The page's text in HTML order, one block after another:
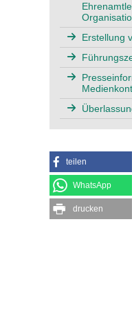
Erstellung
teilen
WhatsApp
drucken